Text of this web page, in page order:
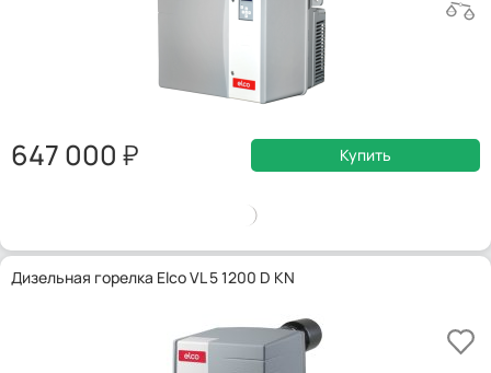
647 000 Купить
Дизельная горелка Elco VL 5 1200 D KN